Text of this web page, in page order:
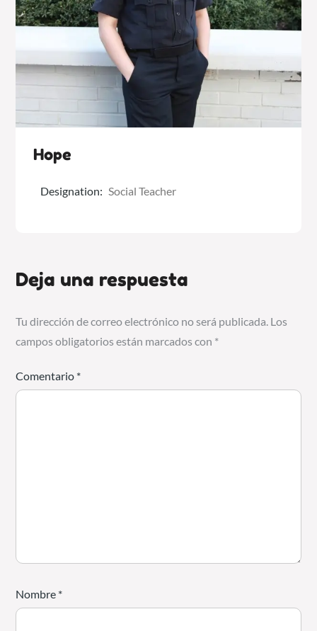
Hope
Designation: Social Teacher
Deja una respuesta
Tu dirección de correo electrónico no será publicada. Los
campos obligatorios están marcados con *
Comentario *
Nombre *